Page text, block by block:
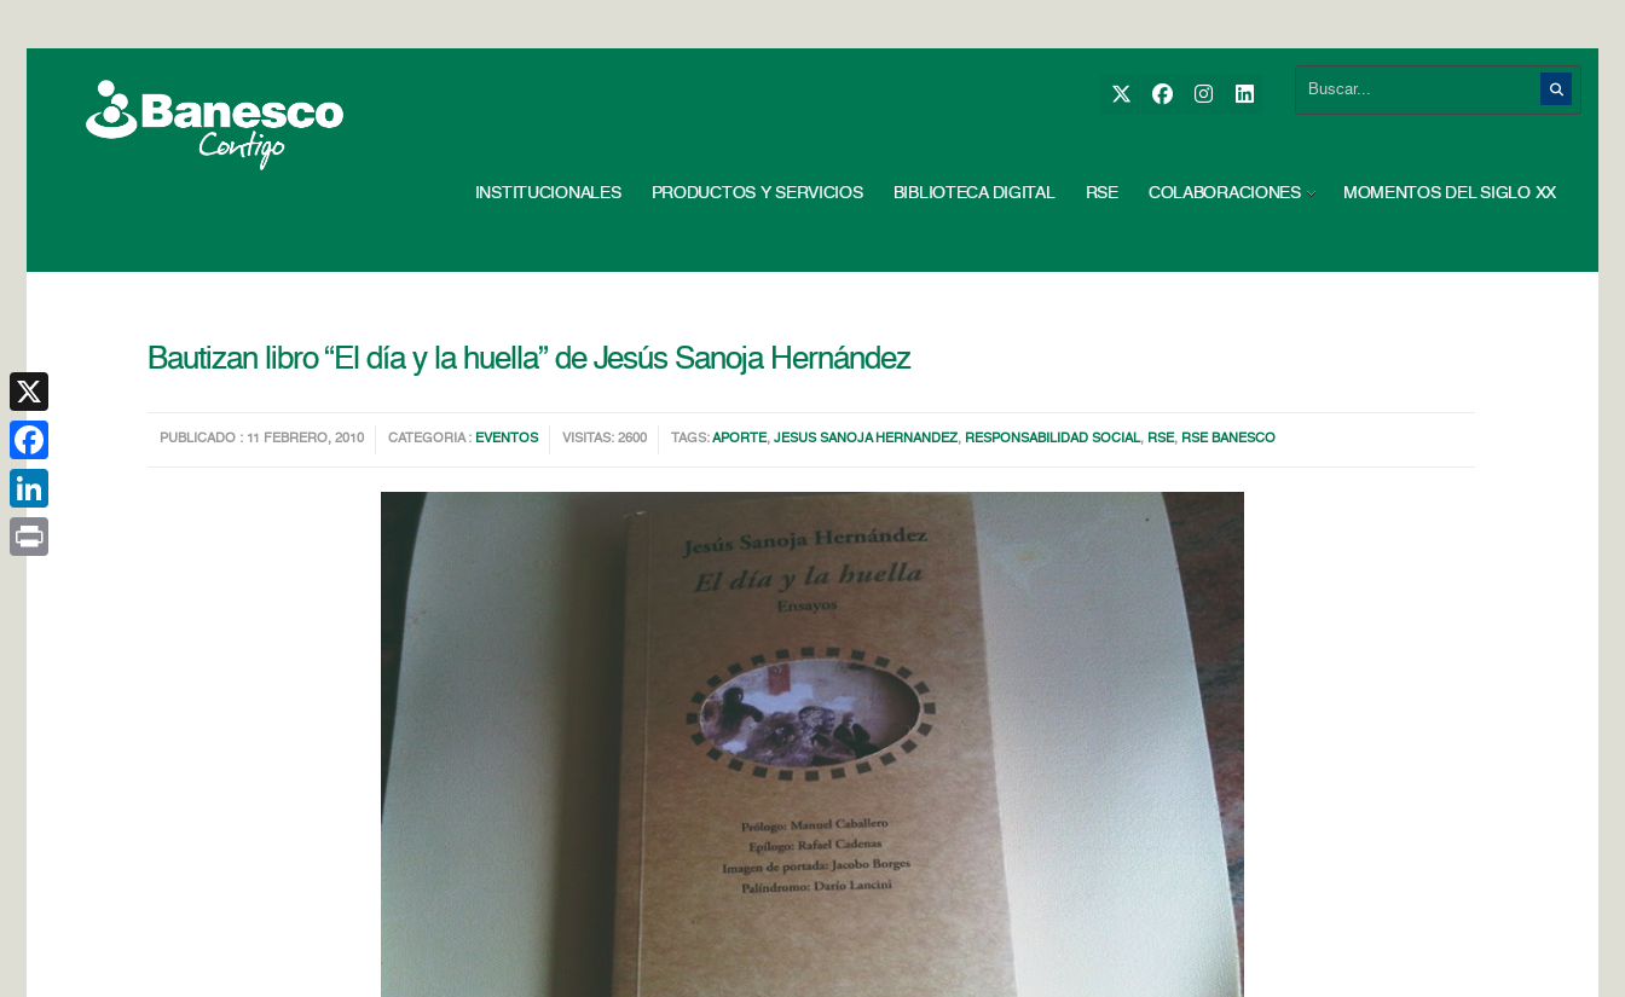
INSTITUCIONALES PRODUCTOS Y SERVICIOS BIBLIOTECA DIGITAL RSE COLABORACIONES MOMENTOS DEL SIGLO XX
Bautizan libro “El día y la huella” de Jesús Sanoja Hernández
PUBLICADO : 11 FEBRERO, 2010 CATEGORIA : EVENTOS VISITAS: 2600 TAGS:APORTE,JESUS SANOJA HERNANDEZ, RESPONSABILIDAD SOCIAL, RSE, RSE BANESCO
X
Facebook
LinkedIn